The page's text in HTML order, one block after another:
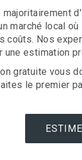
marché local
coûts. Nos
estimation
gratuite vous
le premier